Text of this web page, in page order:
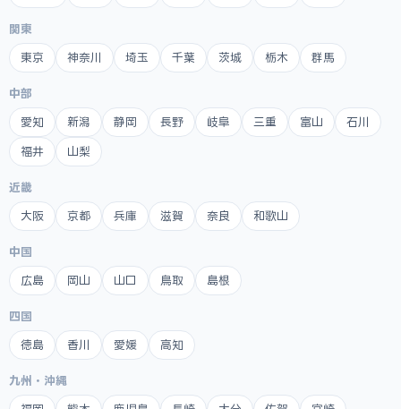
関東
東京 神奈川 埼玉 千葉 茨城 栃木 群馬
中部
愛知 新潟 静岡 長野 岐阜 三重 富山 石川
福井 山梨
近畿
大阪 京都 兵庫 滋賀 奈良 和歌山
中国
広島 岡山 山口 鳥取 島根
四国
徳島 香川 愛媛 高知
九州・沖縄